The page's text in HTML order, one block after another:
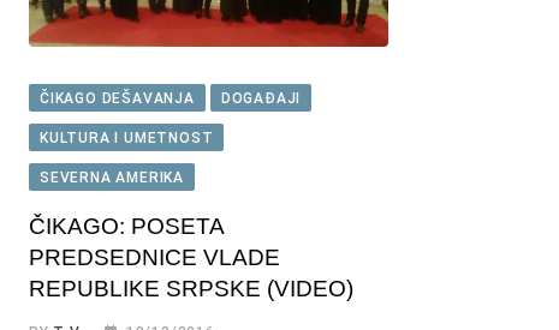
ČIKAGO DEŠAVANJA DOGAĐAJI
KULTURA I UMETNOST
SEVERNA AMERIKA
ČIKAGO: POSETA
PREDSEDNICE VLADE
REPUBLIKE SRPSKE (VIDEO)